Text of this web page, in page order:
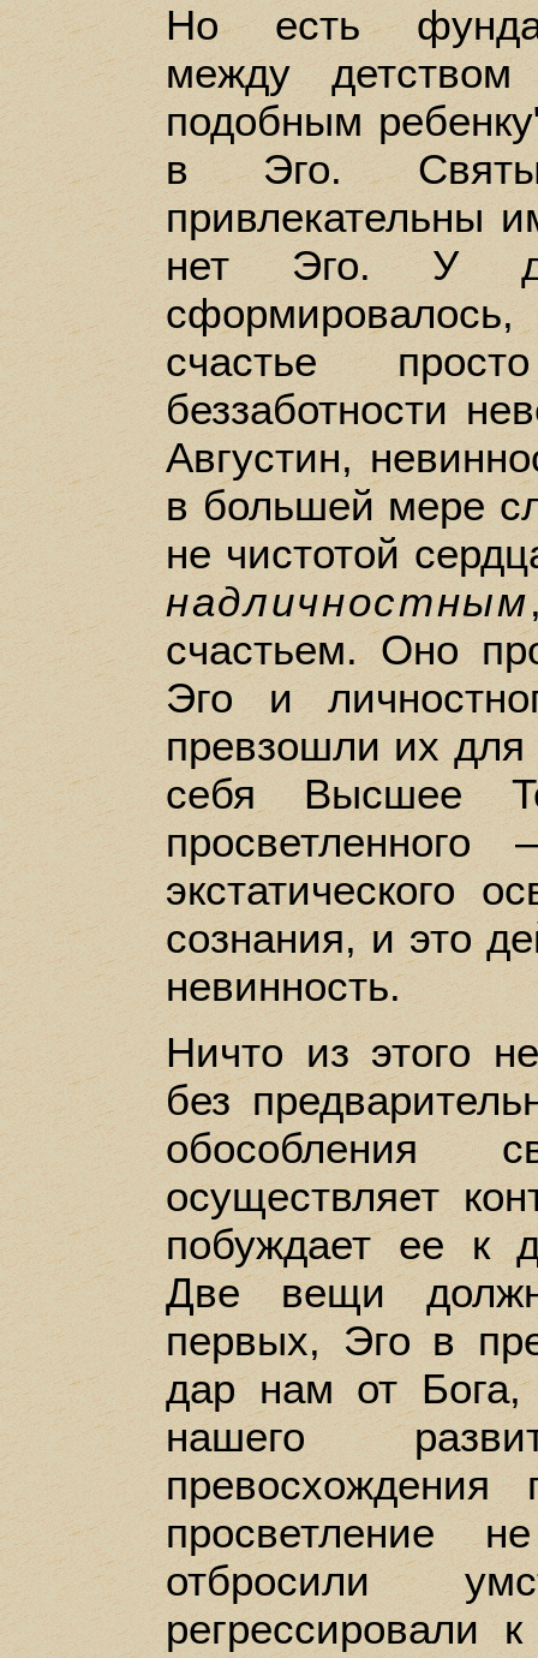
Но есть
между
подобным
в Эго.
привлекательны
нет Эго. У
счастье
беззаботности
Августин,
в большей мере
не чистотой
надличностным
счастьем. Оно
Эго и
превзошли их для
себя Высшее
экстатического
сознания, и это
невинность.
Ничто из этого
без
обособления
осуществляет
побуждает ее к
Две вещи
первых, Эго в
дар нам от Бога,
нашего
превосхождения
просветление
отбросили
регрессировали